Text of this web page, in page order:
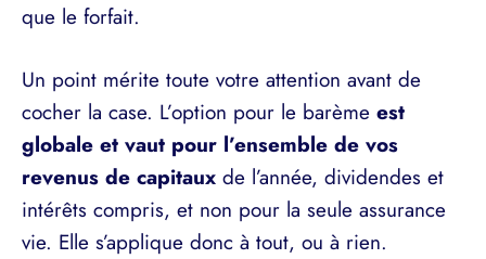
que le forfait.
Un point mérite toute votre attention avant de
cocher la case. L’option pour le barème est
globale et vaut pour l’ensemble de vos
revenus de capitaux de l’année, dividendes et
intérêts compris, et non pour la seule assurance
vie. Elle s’applique donc à tout, ou à rien.